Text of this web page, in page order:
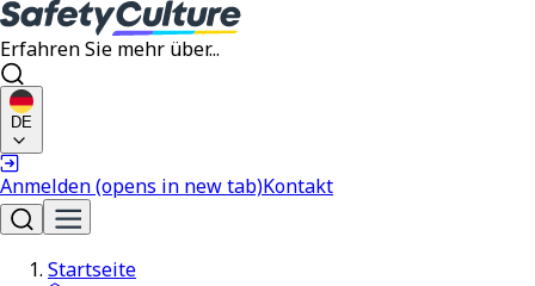
Erfahren Sie mehr über...
DE
Anmelden(opens in new tab)Kontakt
Startseite